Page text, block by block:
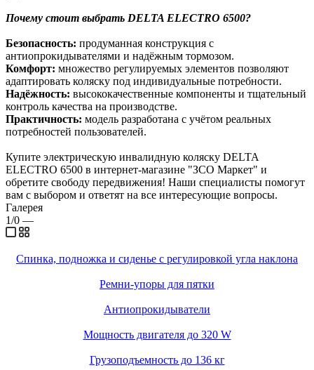
Почему стоит выбрать DELTA ELECTRO 6500?
Безопасность: продуманная конструкция с
антиопрокидывателями и надёжным тормозом.
Комфорт: множество регулируемых элементов позволяют
адаптировать коляску под индивидуальные потребности.
Надёжность: высококачественные компоненты и тщательный
контроль качества на производстве.
Практичность: модель разработана с учётом реальных
потребностей пользователей.
Купите электрическую инвалидную коляску DELTA
ELECTRO 6500 в интернет-магазине "ЗСО Маркет" и
обретите свободу передвижения! Наши специалисты помогут
вам с выбором и ответят на все интересующие вопросы.
Галерея
1/0 —
Спинка, подножка и сиденье с регулировкой угла наклона
Ремни-упоры для пятки
Антиопрокидыватели
Мощность двигателя до 320 W
Грузоподъемность до 136 кг